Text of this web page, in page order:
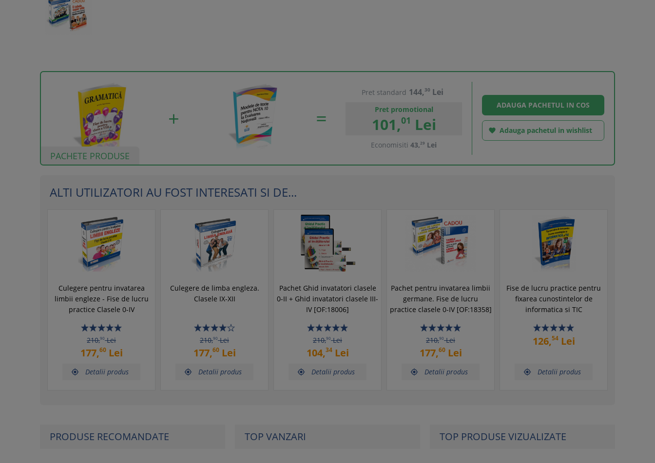
PACHETE PRODUSE
Pret standard 144,30 Lei
Pret promotional
101,01 Lei
Economisiti 43,29 Lei
 Adauga pachetul in wishlist
ALTI UTILIZATORI AU FOST INTERESATI SI DE...
Culegere pentru invatarea
limbii engleze - Fise de lucru
practice Clasele 0-IV
210,90Lei
177,60Lei
 Detalii produs
Culegere de limba engleza.
Clasele IX-XII
210,90Lei
177,60Lei
 Detalii produs
Pachet Ghid invatatori clasele
0-II + Ghid invatatori clasele III-
IV [OF:18006]
210,90Lei
104,34Lei
 Detalii produs
Pachet pentru invatarea limbii
germane. Fise de lucru
practice clasele 0-IV [OF:18358]
210,90Lei
177,60Lei
 Detalii produs
Fise de lucru practice pentru
fixarea cunostintelor de
informatica si TIC
126,54Lei
 Detalii produs
PRODUSE RECOMANDATE TOP VANZARI TOP PRODUSE VIZUALIZATE